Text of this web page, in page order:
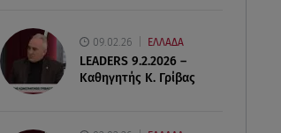
09.02.26 ΕΛΛΑΔΑ
LEADERS 9.2.2026 –
Καθηγητής Κ. Γρίβας